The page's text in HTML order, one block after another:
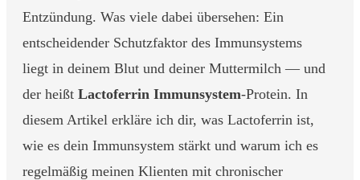
Entzündung. Was viele dabei übersehen: Ein
entscheidender Schutzfaktor des Immunsystems
liegt in deinem Blut und deiner Muttermilch — und
der heißt Lactoferrin Immunsystem-Protein. In
diesem Artikel erkläre ich dir, was Lactoferrin ist,
wie es dein Immunsystem stärkt und warum ich es
regelmäßig meinen Klienten mit chronischer